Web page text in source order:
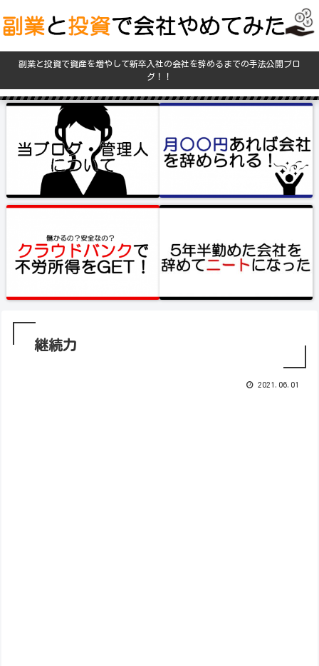
副業と投資で資産を増やして新卒入社の会社を辞めるまでの手法公開ブロ
グ！！
継続力
2021.06.01